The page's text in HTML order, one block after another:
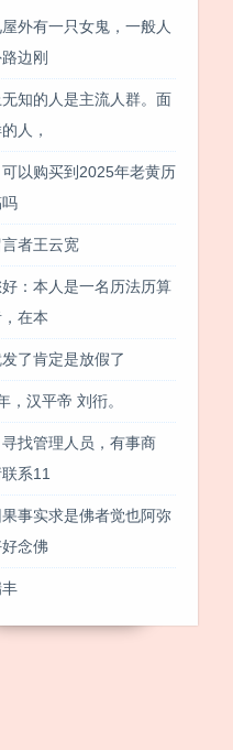
外有一只女鬼，一般人
边刚
知的人是主流人群。面
人，
以购买到2025年老黄历
言者王云宽
好：本人是一名历法历算
在本
了肯定是放假了
，汉平帝 刘衎。
找管理人员，有事商
系11
事实求是佛者觉也阿弥
念佛